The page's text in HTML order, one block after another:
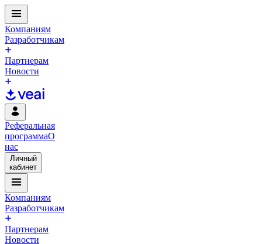
Компаниям
Разработчикам
Партнерам
Новости
Реферальная
программаО
нас
Личный
кабинет
Компаниям
Разработчикам
Партнерам
Новости